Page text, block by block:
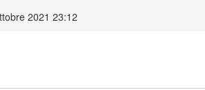
2021 23:12